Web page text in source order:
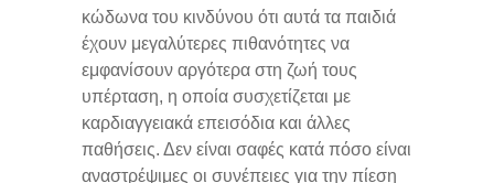
κώδωνα του κινδύνου ότι αυτά τα παιδιά
έχουν μεγαλύτερες πιθανότητες να
εμφανίσουν αργότερα στη ζωή τους
υπέρταση, η οποία συσχετίζεται με
καρδιαγγειακά επεισόδια και άλλες
παθήσεις. Δεν είναι σαφές κατά πόσο είναι
αναστρέψιμες οι συνέπειες για την πίεση